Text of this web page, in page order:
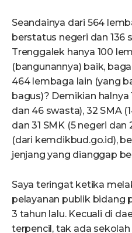
Seandainya dari 564
berstatus negeri dan 136
Trenggalek hanya 100
(bangunannya) baik,
464 lembaga lain (yang
bagus)? Demikian halnya
dan 46 swasta), 32 SMA
dan 31 SMK (5 negeri
(dari kemdikbud.go.id),
jenjang yang dianggap
Saya teringat ketika
pelayanan publik bidang
3 tahun lalu. Kecuali di
terpencil, tak ada